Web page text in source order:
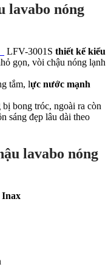
lavabo nóng
LFV-3001S thiết kế kiểu
gọn, vòi chậu nóng lạnh
tắm, lực nước mạnh
bị bong tróc, ngoài ra còn
sáng đẹp lâu dài theo
lavabo nóng
Inax